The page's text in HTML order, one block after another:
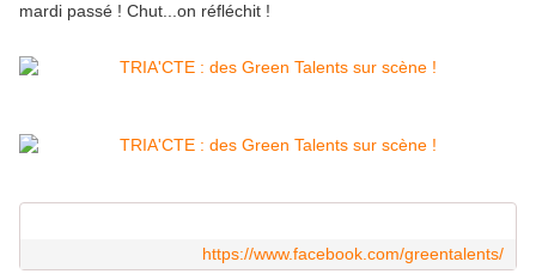
mardi passé ! Chut...on réfléchit !
https://www.facebook.com/greentalents/